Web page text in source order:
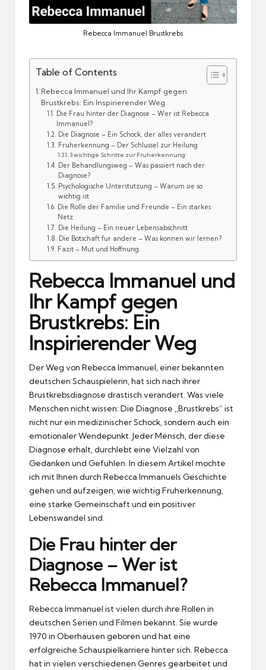
Rebecca Immanuel Brustkrebs
Table of Contents
Rebecca Immanuel und Ihr Kampf gegen
Brustkrebs: Ein Inspirierender Weg
Die Frau hinter der Diagnose – Wer ist Rebecca
Immanuel?
Die Diagnose – Ein Schock, der alles verandert
Fruherkennung – Der Schlussel zur Heilung
3 wichtige Schritte zur Fruherkennung:
Der Behandlungsweg – Was passiert nach der
Diagnose?
Psychologische Unterstutzung – Warum sie so
wichtig ist
Die Rolle der Familie und Freunde – Ein starkes
Netz
Die Heilung – Ein neuer Lebensabschnitt
Die Botschaft fur andere – Was konnen wir lernen?
Fazit – Mut und Hoffnung
Rebecca Immanuel und
Ihr Kampf gegen
Brustkrebs: Ein
Inspirierender Weg
Der Weg von Rebecca Immanuel, einer bekannten
deutschen Schauspielerin, hat sich nach ihrer
Brustkrebsdiagnose drastisch verandert. Was viele
Menschen nicht wissen: Die Diagnose ,,Brustkrebs” ist
nicht nur ein medizinischer Schock, sondern auch ein
emotionaler Wendepunkt. Jeder Mensch, der diese
Diagnose erhalt, durchlebt eine Vielzahl von
Gedanken und Gefuhlen. In diesem Artikel mochte
ich mit Ihnen durch Rebecca Immanuels Geschichte
gehen und aufzeigen, wie wichtig Fruherkennung,
eine starke Gemeinschaft und ein positiver
Lebenswandel sind.
Die Frau hinter der
Diagnose – Wer ist
Rebecca Immanuel?
Rebecca Immanuel ist vielen durch ihre Rollen in
deutschen Serien und Filmen bekannt. Sie wurde
1970 in Oberhausen geboren und hat eine
erfolgreiche Schauspielkarriere hinter sich. Rebecca
hat in vielen verschiedenen Genres gearbeitet und